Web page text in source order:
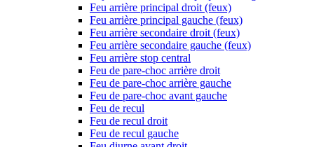
Feu arrière principal droit (feux)
Feu arrière principal gauche (feux)
Feu arrière secondaire droit (feux)
Feu arrière secondaire gauche (feux)
Feu arrière stop central
Feu de pare-choc arrière droit
Feu de pare-choc arrière gauche
Feu de pare-choc avant gauche
Feu de recul
Feu de recul droit
Feu de recul gauche